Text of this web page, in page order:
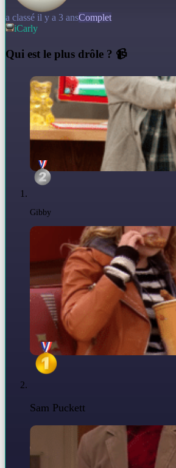
a classé il y a 3 ansComplet
iCarly
Qui est le plus drôle ? 📹
Gibby
Sam Puckett